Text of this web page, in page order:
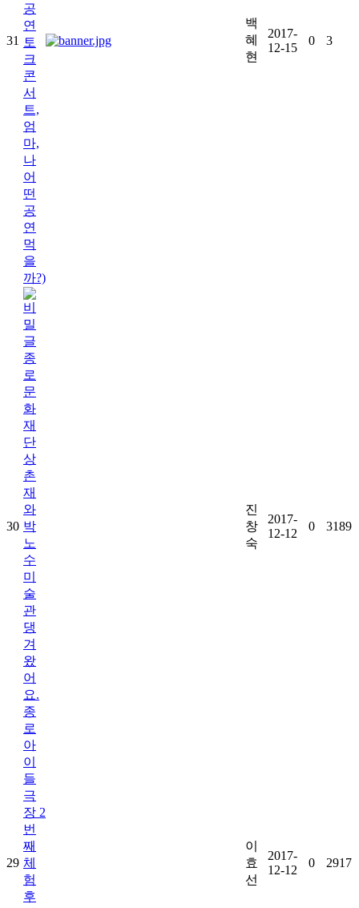
31
공
연
토
크
콘
서
트,
엄
마,
나
어
떤
공
연
먹
을
까?)
백
혜
현
2017-
12-15
0 3
30
종
로
문
화
재
단
상
촌
재
와
박
노
수
미
술
관
댕
겨
왔
어
요.
진
창
숙
2017-
12-12
0 3189
29
종
로
아
이
들
극
장 2
번
째
체
험
후
이
효
선
2017-
12-12
0 2917